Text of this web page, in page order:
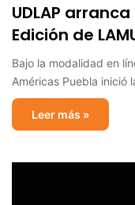
UDLAP
Edición de
Bajo la modalidad en
Américas Puebla
Leer más »